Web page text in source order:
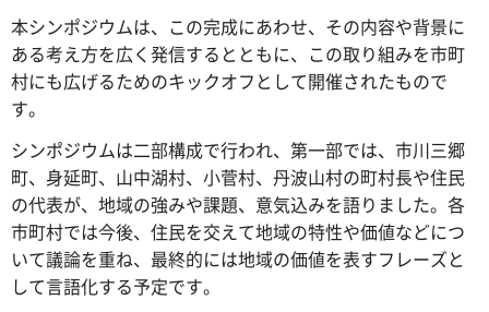
本シンポジウムは、この完成にあわせ、その内容や背景に
ある考え方を広く発信するとともに、この取り組みを市町
村にも広げるためのキックオフとして開催されたもので
す。
シンポジウムは二部構成で行われ、第一部では、市川三郷
町、身延町、山中湖村、小菅村、丹波山村の町村長や住民
の代表が、地域の強みや課題、意気込みを語りました。各
市町村では今後、住民を交えて地域の特性や価値などにつ
いて議論を重ね、最終的には地域の価値を表すフレーズと
して言語化する予定です。